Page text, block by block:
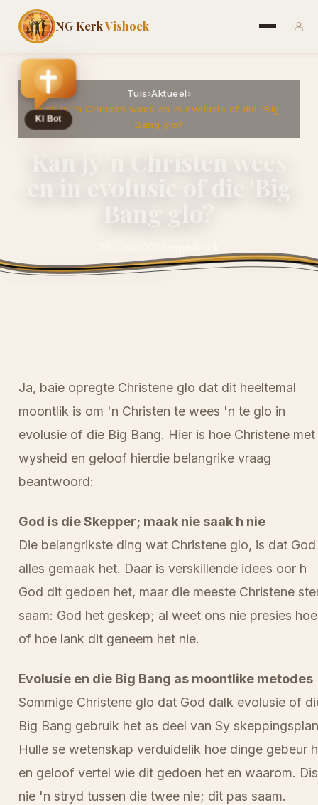
NG KerkVishoek
Tuis›Aktueel›
Kan jy 'n Christen wees en in evolusie of die 'Big
Bang glo?
Ja, baie opregte Christene glo dat dit heeltemal
moontlik is om 'n Christen te wees 'n te glo in
evolusie of die Big Bang. Hier is hoe Christene met
wysheid en geloof hierdie belangrike vraag
beantwoord:
God is die Skepper; maak nie saak h nie
Die belangrikste ding wat Christene glo, is dat God
alles gemaak het. Daar is verskillende idees oor h
God dit gedoen het, maar die meeste Christene
saam: God het geskep; al weet ons nie presies hoe
of hoe lank dit geneem het nie.
Evolusie en die Big Bang as moontlike metodes
Sommige Christene glo dat God dalk evolusie of
Big Bang gebruik het as deel van Sy
Hulle se wetenskap verduidelik hoe dinge gebeur
en geloof vertel wie dit gedoen het en waarom. Dis
nie 'n stryd tussen die twee nie; dit pas saam.